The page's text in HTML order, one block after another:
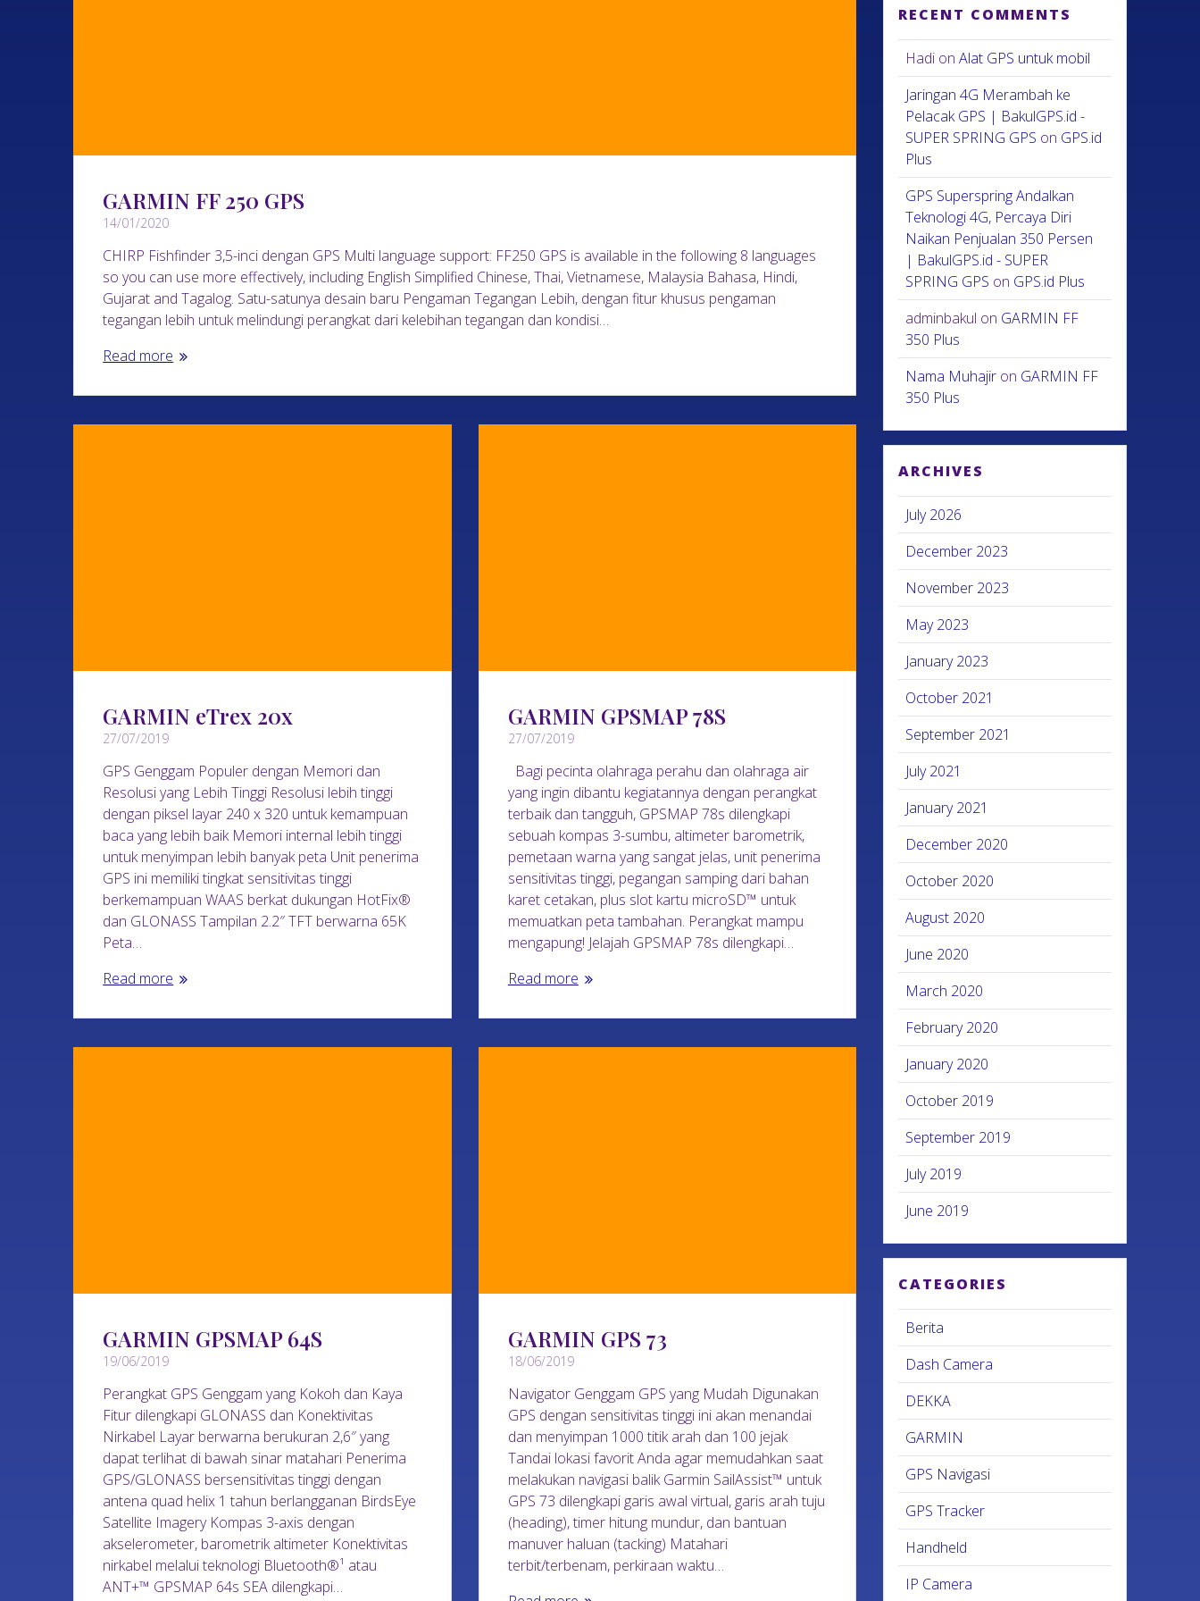
GARMIN FF 250 GPS
14/01/2020
CHIRP Fishfinder 3,5-inci dengan GPS Multi language support: FF250 GPS is available in the following 8 languages
so you can use more effectively, including English Simplified Chinese, Thai, Vietnamese, Malaysia Bahasa, Hindi,
Gujarat and Tagalog. Satu-satunya desain baru Pengaman Tegangan Lebih, dengan fitur khusus pengaman
tegangan lebih untuk melindungi perangkat dari kelebihan tegangan dan kondisi…
Read more
GARMIN eTrex 20x
27/07/2019
GPS Genggam Populer dengan Memori dan
Resolusi yang Lebih Tinggi Resolusi lebih tinggi
dengan piksel layar 240 x 320 untuk kemampuan
baca yang lebih baik Memori internal lebih tinggi
untuk menyimpan lebih banyak peta Unit penerima
GPS ini memiliki tingkat sensitivitas tinggi
berkemampuan WAAS berkat dukungan HotFix®
dan GLONASS Tampilan 2.2″ TFT berwarna 65K
Peta…
Read more
GARMIN GPSMAP 78S
27/07/2019
Bagi pecinta olahraga perahu dan olahraga air
yang ingin dibantu kegiatannya dengan perangkat
terbaik dan tangguh, GPSMAP 78s dilengkapi
sebuah kompas 3-sumbu, altimeter barometrik,
pemetaan warna yang sangat jelas, unit penerima
sensitivitas tinggi, pegangan samping dari bahan
karet cetakan, plus slot kartu microSD™ untuk
memuatkan peta tambahan. Perangkat mampu
mengapung! Jelajah GPSMAP 78s dilengkapi…
Read more
GARMIN GPSMAP 64S
19/06/2019
Perangkat GPS Genggam yang Kokoh dan Kaya
Fitur dilengkapi GLONASS dan Konektivitas
Nirkabel Layar berwarna berukuran 2,6″ yang
dapat terlihat di bawah sinar matahari Penerima
GPS/GLONASS bersensitivitas tinggi dengan
antena quad helix 1 tahun berlangganan BirdsEye
Satellite Imagery Kompas 3-axis dengan
akselerometer, barometrik altimeter Konektivitas
nirkabel melalui teknologi Bluetooth®¹ atau
ANT+™ GPSMAP 64s SEA dilengkapi…
GARMIN GPS 73
18/06/2019
Navigator Genggam GPS yang Mudah Digunakan
GPS dengan sensitivitas tinggi ini akan menandai
dan menyimpan 1000 titik arah dan 100 jejak
Tandai lokasi favorit Anda agar memudahkan saat
melakukan navigasi balik Garmin SailAssist™ untuk
GPS 73 dilengkapi garis awal virtual, garis arah tuju
(heading), timer hitung mundur, dan bantuan
manuver haluan (tacking) Matahari
terbit/terbenam, perkiraan waktu…
RECENT COMMENTS
Hadi onAlat GPS untuk mobil
Jaringan 4G Merambah ke
Pelacak GPS | BakulGPS.id -
SUPER SPRING GPS on GPS.id
Plus
GPS Superspring Andalkan
Teknologi 4G, Percaya Diri
Naikan Penjualan 350 Persen
| BakulGPS.id - SUPER
SPRING GPS on GPS.id Plus
adminbakul on GARMIN FF
350 Plus
Nama Muhajir on GARMIN FF
350 Plus
ARCHIVES
July 2026
December 2023
November 2023
May 2023
January 2023
October 2021
September 2021
July 2021
January 2021
December 2020
October 2020
August 2020
June 2020
March 2020
February 2020
January 2020
October 2019
September 2019
July 2019
June 2019
CATEGORIES
Berita
Dash Camera
DEKKA
GARMIN
GPS Navigasi
GPS Tracker
Handheld
IP Camera